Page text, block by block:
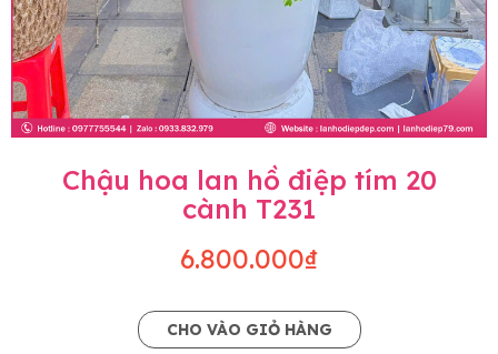
Chậu hoa lan hồ điệp tím 20
cành T231
6.800.000₫
CHO VÀO GIỎ HÀNG